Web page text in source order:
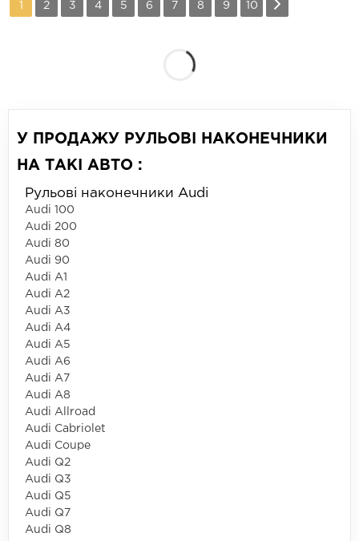
2 3 4 5 6 7 8 9 10
У ПРОДАЖУ РУЛЬОВІ НАКОНЕЧНИКИ
НА ТАКІ АВТО :
Рульові наконечники Audi
Audi 100
Audi 200
Audi 80
Audi 90
Audi A1
Audi A2
Audi A3
Audi A4
Audi A5
Audi A6
Audi A7
Audi A8
Audi Allroad
Audi Cabriolet
Audi Coupe
Audi Q2
Audi Q3
Audi Q5
Audi Q7
Audi Q8